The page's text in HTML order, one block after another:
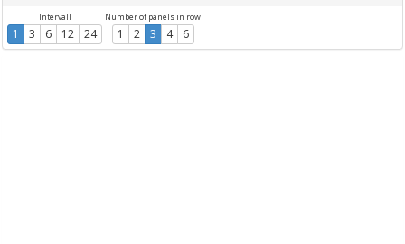
Intervall
1 3 6 12 24
Number of panels in row
1 2 3 4 6